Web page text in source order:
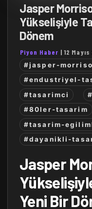
Jasper
Yükselişiyle
Dönem
Piyon Haber |12
#jasper-
#endustriyel-
#tasarimci
#80ler-tasarim
#tasarim-
#dayanikli-
Jasper
Yeni Bir